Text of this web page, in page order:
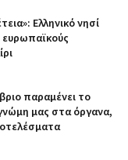
Ελληνικό νησί
παραμένει το
μας στα όργανα,